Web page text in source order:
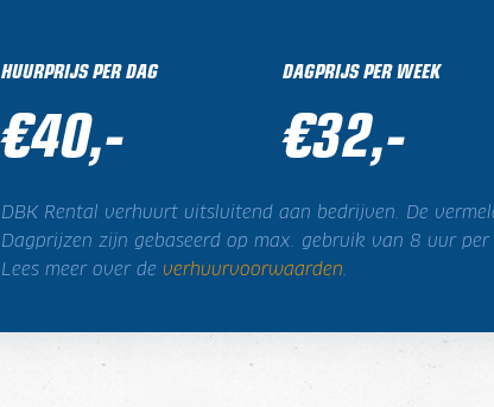
HUURPRIJS PER DAG
€40,-
DAGPRIJS PER WEEK
€32,-
DBK Rental verhuurt uitsluitend aan bedrijven. De
Dagprijzen zijn gebaseerd op max. gebruik van 8 uur
Lees meer over de verhuurvoorwaarden